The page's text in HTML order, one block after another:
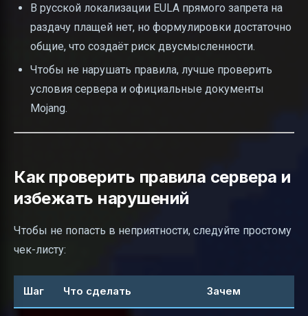
В русской локализации EULA прямого запрета на
раздачу плащей нет, но формулировки достаточно
общие, что создаёт риск двусмысленности.
Чтобы не нарушать правила, лучше проверить
условия сервера и официальные документы
Mojang.
Как проверить правила сервера и
избежать нарушений
Чтобы не попасть в неприятности, следуйте простому
чек-листу:
Шаг Что сделать Зачем